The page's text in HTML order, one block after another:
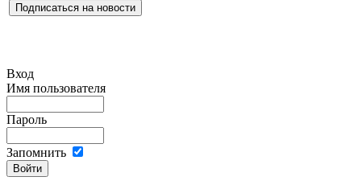
Вход
Имя пользователя
Пароль
Запомнить